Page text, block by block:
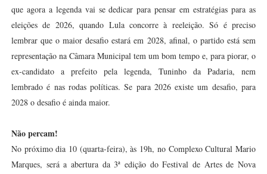
que agora a legenda vai se dedicar para pensar em estratégias para as
eleições de 2026, quando Lula concorre à reeleição. Só é preciso
lembrar que o maior desafio estará em 2028, afinal, o partido está sem
representação na Câmara Municipal tem um bom tempo e, para piorar, o
ex-candidato a prefeito pela legenda, Tuninho da Padaria, nem
lembrado é nas rodas políticas. Se para 2026 existe um desafio, para
2028 o desafio é ainda maior.
Não percam!
No próximo dia 10 (quarta-feira), às 19h, no Complexo Cultural Mario
Marques, será a abertura da 3ª edição do Festival de Artes de Nova